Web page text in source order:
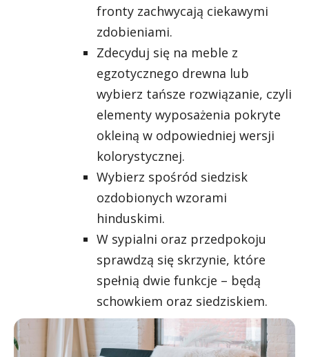
fronty zachwycają ciekawymi
zdobieniami.
Zdecyduj się na meble z
egzotycznego drewna lub
wybierz tańsze rozwiązanie, czyli
elementy wyposażenia pokryte
okleiną w odpowiedniej wersji
kolorystycznej.
Wybierz spośród siedzisk
ozdobionych wzorami
hinduskimi.
W sypialni oraz przedpokoju
sprawdzą się skrzynie, które
spełnią dwie funkcje – będą
schowkiem oraz siedziskiem.